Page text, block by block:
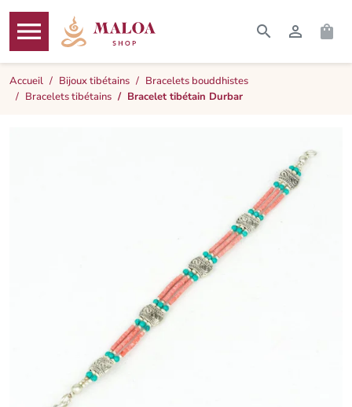

MENU
  
Accueil Bijoux tibétains
Bracelets bouddhistes
Bracelets tibétains
Bracelet tibétain Durbar